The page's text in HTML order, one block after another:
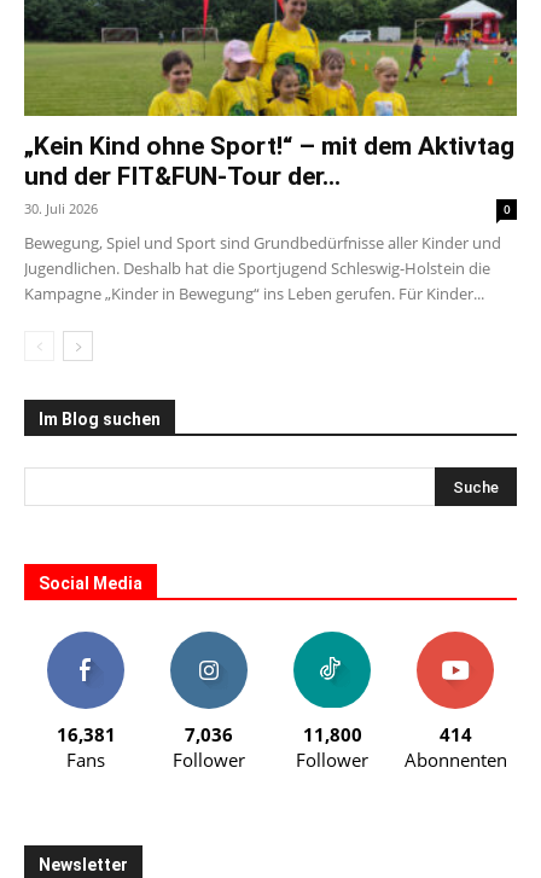
„Kein Kind ohne Sport!“ – mit dem Aktivtag
und der FIT&FUN-Tour der...
30. Juli 2026 0
Bewegung, Spiel und Sport sind Grundbedürfnisse aller Kinder und
Jugendlichen. Deshalb hat die Sportjugend Schleswig-Holstein die
Kampagne „Kinder in Bewegung“ ins Leben gerufen. Für Kinder...
Im Blog suchen
Social Media
16,381
Fans
7,036
Follower
11,800
Follower
414
Abonnenten
Newsletter